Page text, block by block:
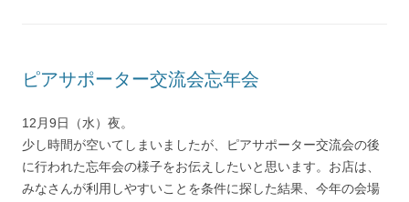
ピアサポーター交流会忘年会
12月9日（水）夜。
少し時間が空いてしまいましたが、ピアサポーター交流会の後
に行われた忘年会の様子をお伝えしたいと思います。お店は、
みなさんが利用しやすいことを条件に探した結果、今年の会場